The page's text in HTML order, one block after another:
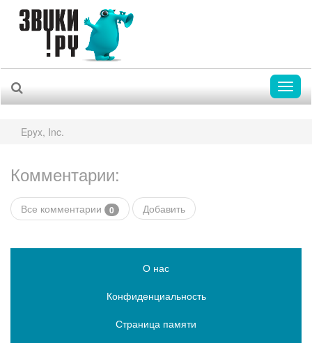
Epyx, Inc.
Комментарии:
Все комментарии 0 Добавить
О нас
Конфиденциальность
Страница памяти